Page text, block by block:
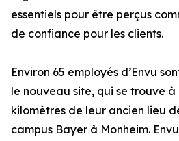
essentiels pour être perçus
de confiance pour les clients.
Environ 65 employés d’Envu
le nouveau site, qui se trouve à
kilomètres de leur ancien lieu
campus Bayer à Monheim.